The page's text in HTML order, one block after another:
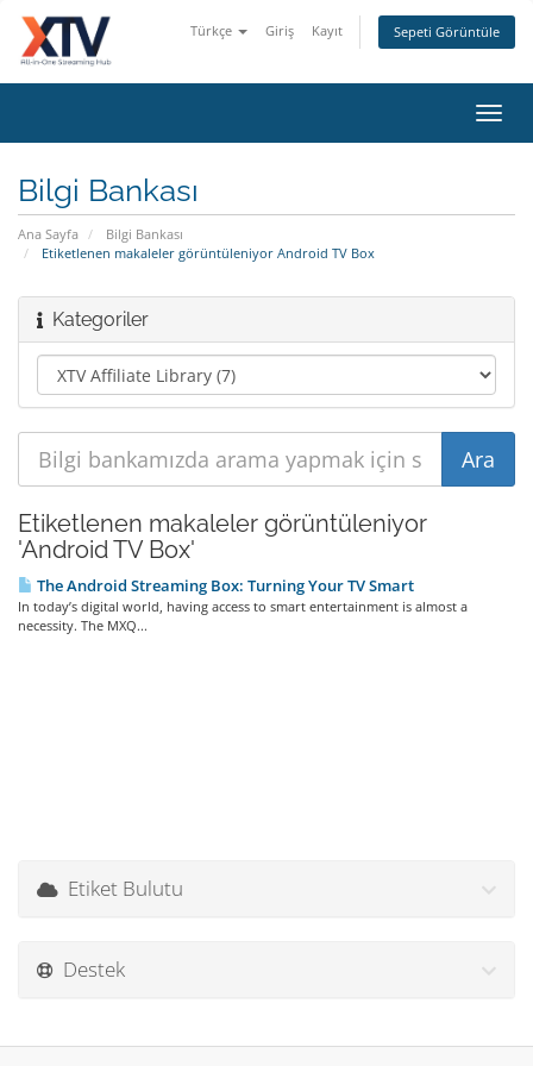
Türkçe Giriş Kayıt Sepeti Görüntüle
Bilgi Bankası
Ana Sayfa
Bilgi Bankası
Etiketlenen makaleler görüntüleniyor Android TV Box
Kategoriler
Etiketlenen makaleler görüntüleniyor
'Android TV Box'
The Android Streaming Box: Turning Your TV Smart
In today’s digital world, having access to smart entertainment is almost a
necessity. The MXQ...
Etiket Bulutu
Destek